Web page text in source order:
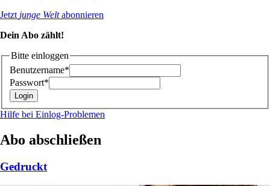
Jetzt junge Weltabonnieren
Dein Abo zählt!
Bitte einloggen
Benutzername*
Passwort*
Hilfe bei Einlog-Problemen
Abo abschließen
Gedruckt